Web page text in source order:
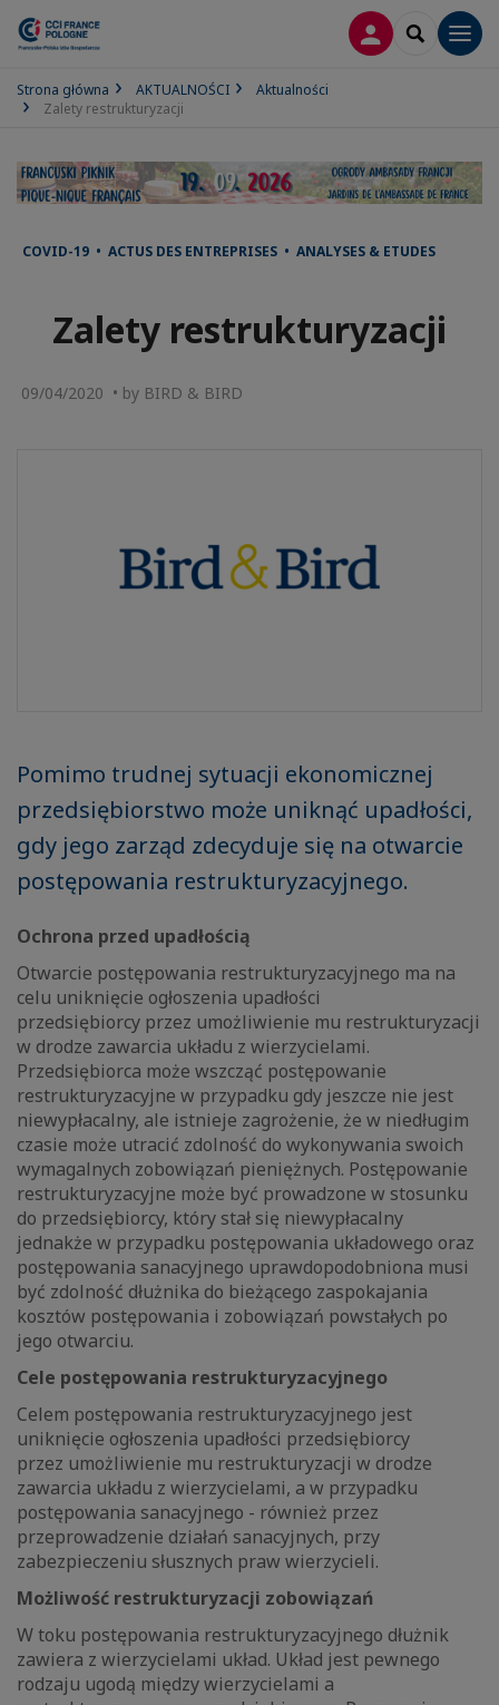
LOGOWANIE
SEARCH
Strona główna AKTUALNOŚCI
Aktualności
Zalety restrukturyzacji
COVID-19 • ACTUS DES ENTREPRISES • ANALYSES & ETUDES
Zalety restrukturyzacji
09/04/2020 • by BIRD & BIRD
Pomimo trudnej sytuacji ekonomicznej
przedsiębiorstwo może uniknąć upadłości,
gdy jego zarząd zdecyduje się na otwarcie
postępowania restrukturyzacyjnego.
Ochrona przed upadłością
Otwarcie postępowania restrukturyzacyjnego ma na
celu uniknięcie ogłoszenia upadłości
przedsiębiorcy przez umożliwienie mu restrukturyzacji
w drodze zawarcia układu z wierzycielami.
Przedsiębiorca może wszcząć postępowanie
restrukturyzacyjne w przypadku gdy jeszcze nie jest
niewypłacalny, ale istnieje zagrożenie, że w niedługim
czasie może utracić zdolność do wykonywania swoich
wymagalnych zobowiązań pieniężnych. Postępowanie
restrukturyzacyjne może być prowadzone w stosunku
do przedsiębiorcy, który stał się niewypłacalny
jednakże w przypadku postępowania układowego oraz
postępowania sanacyjnego uprawdopodobniona musi
być zdolność dłużnika do bieżącego zaspokajania
kosztów postępowania i zobowiązań powstałych po
jego otwarciu.
Cele postępowania restrukturyzacyjnego
Celem postępowania restrukturyzacyjnego jest
uniknięcie ogłoszenia upadłości przedsiębiorcy
przez umożliwienie mu restrukturyzacji w drodze
zawarcia układu z wierzycielami, a w przypadku
postępowania sanacyjnego - również przez
przeprowadzenie działań sanacyjnych, przy
zabezpieczeniu słusznych praw wierzycieli.
Możliwość restrukturyzacji zobowiązań
W toku postępowania restrukturyzacyjnego dłużnik
zawiera z wierzycielami układ. Układ jest pewnego
rodzaju ugodą między wierzycielami a